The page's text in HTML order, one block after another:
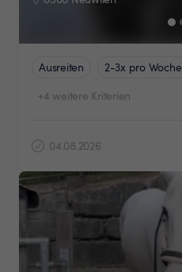
Ausreiten 2-3x pro Woche
+4 weitere Kriterien
04.08.2026